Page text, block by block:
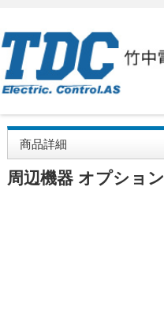
商品詳細
周辺機器 オプション